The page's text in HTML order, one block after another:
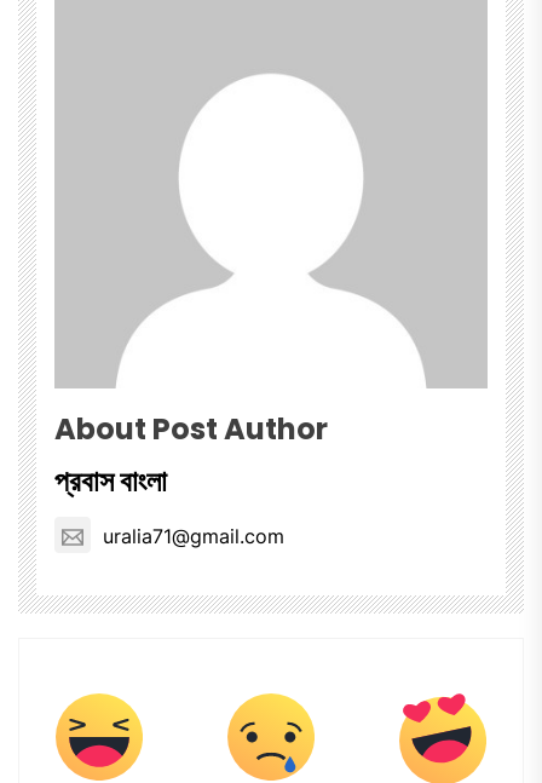
About Post Author
প্রবাস বাংলা
uralia71@gmail.com